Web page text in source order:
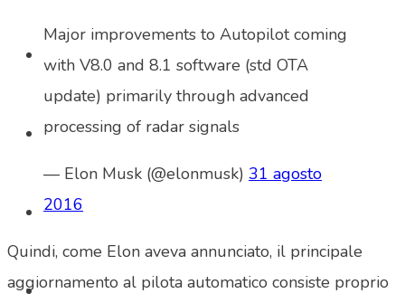
Major improvements to Autopilot coming
with V8.0 and 8.1 software (std OTA
update) primarily through advanced
processing of radar signals
— Elon Musk (@elonmusk) 31 agosto
2016
Quindi, come Elon aveva annunciato, il principale
aggiornamento al pilota automatico consiste proprio